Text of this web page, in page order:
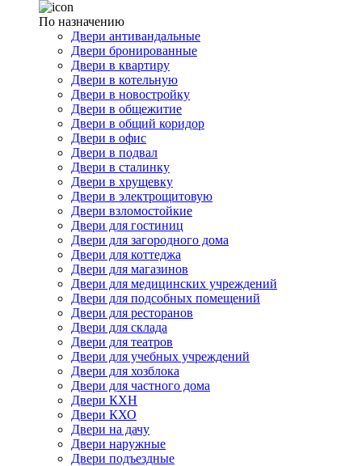
По назначению
Двери антивандальные
Двери бронированные
Двери в квартиру
Двери в котельную
Двери в новостройку
Двери в общежитие
Двери в общий коридор
Двери в офис
Двери в подвал
Двери в сталинку
Двери в хрущевку
Двери в электрощитовую
Двери взломостойкие
Двери для гостиниц
Двери для загородного дома
Двери для коттеджа
Двери для магазинов
Двери для медицинских учреждений
Двери для подсобных помещений
Двери для ресторанов
Двери для склада
Двери для театров
Двери для учебных учреждений
Двери для хозблока
Двери для частного дома
Двери КХН
Двери КХО
Двери на дачу
Двери наружные
Двери подъездные